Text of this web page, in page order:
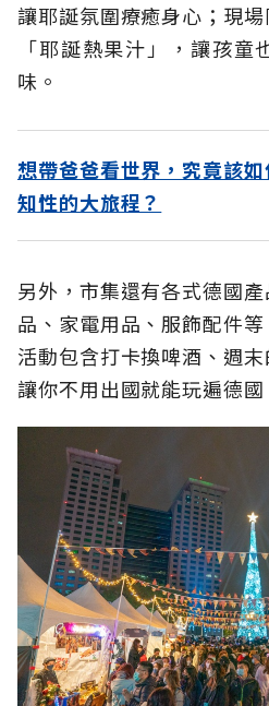
讓耶誕氛圍療癒身心；現
「耶誕熱果汁」，讓孩
味。
想帶爸爸看世界，究竟該
知性的大旅程？
另外， 市集還有各式德國
品、家電用品、服飾配件
活動包含打卡換啤酒、週
讓你不用出國就能玩遍德國